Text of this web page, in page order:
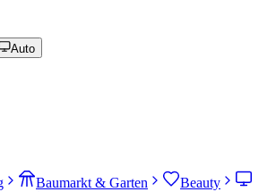
Auto
Baumarkt & Garten
Beauty